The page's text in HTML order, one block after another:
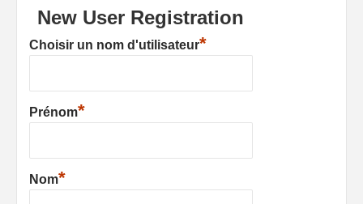
New User Registration
Choisir un nom d'utilisateur*
Prénom*
Nom*